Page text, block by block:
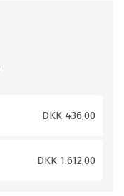
DKK 436,00
DKK 1.612,00